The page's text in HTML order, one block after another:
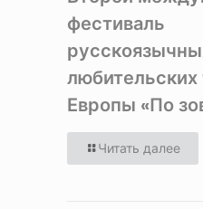
фестиваль
любительских
Европы «По
Читать далее